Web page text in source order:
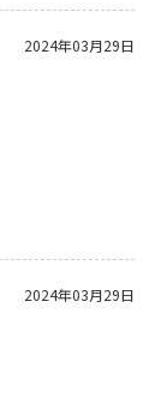
2024年03月29日
2024年03月29日